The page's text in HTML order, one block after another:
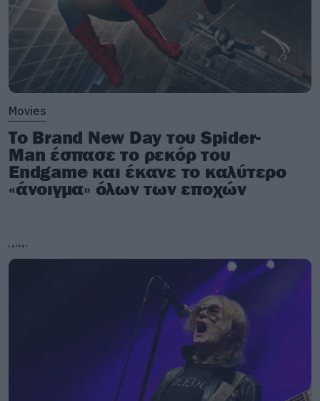
Movies
Το Brand New Day του Spider-
Man έσπασε το ρεκόρ του
Endgame και έκανε το καλύτερο
«άνοιγμα» όλων των εποχών
LATEST